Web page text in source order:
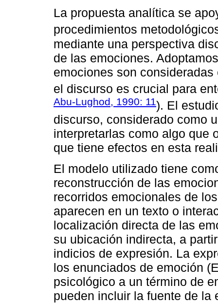
La propuesta analítica se
procedimientos
mediante una perspectiva
de las emociones.
emociones son
el discurso es crucial para
Abu-Lughod, 1990: 11). El
discurso, considerado como
interpretarlas como algo que
que tiene efectos en esta
El modelo utilizado tiene
reconstrucción de las
recorridos emocionales de
aparecen en un texto o
localización directa de las
su ubicación indirecta, a
indicios de expresión. La
los enunciados de emoción
psicológico a un término de
pueden incluir la fuente de la